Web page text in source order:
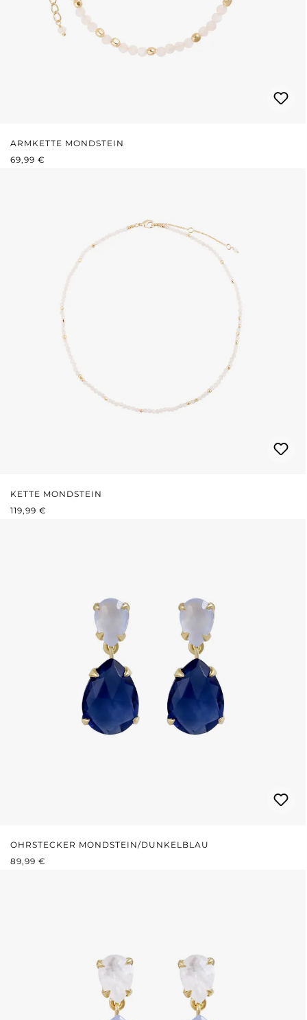
ARMKETTE MONDSTEIN
REGULÄRER PREIS:
69,99 €
KETTE MONDSTEIN
REGULÄRER PREIS:
119,99 €
OHRSTECKER MONDSTEIN/DUNKELBLAU
REGULÄRER PREIS:
89,99 €